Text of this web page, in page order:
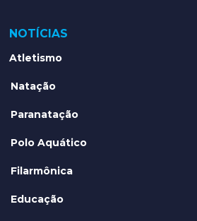
NOTÍCIAS
Atletismo
Natação
Paranatação
Polo Aquático
Filarmônica
Educação